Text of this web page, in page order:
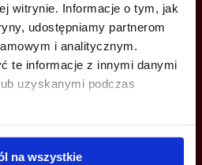
witrynie. Informacje o tym, jak
udostępniamy partnerom
i analitycznym.
te informacje z innymi danymi
uzyskanymi podczas
na wszystkie